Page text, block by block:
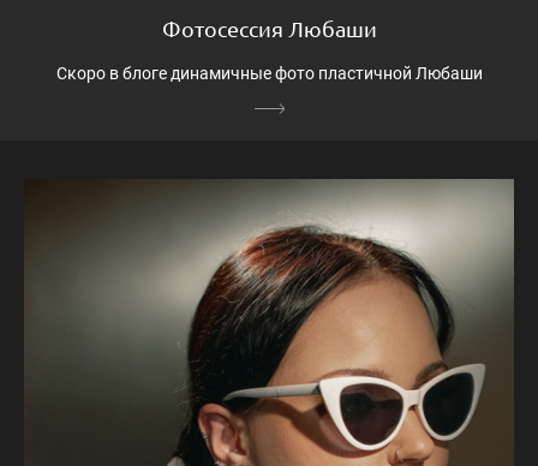
Фотосессия Любаши
Скоро в блоге динамичные фото пластичной Любаши